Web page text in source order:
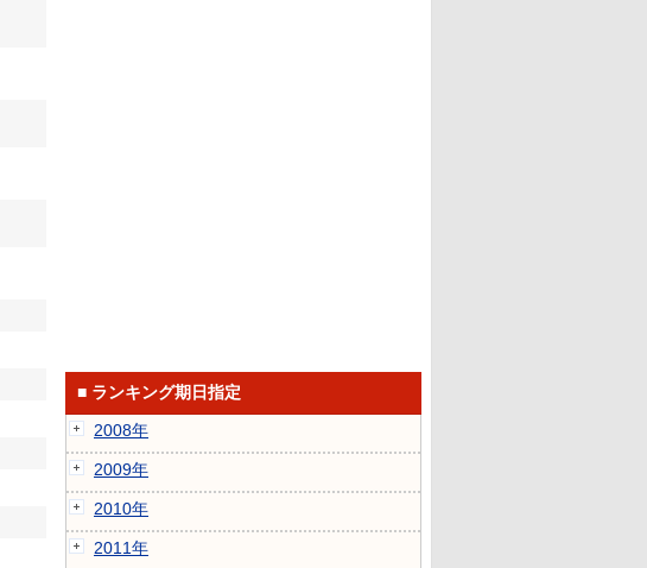
■ ランキング期日指定
2008年
2009年
2010年
2011年